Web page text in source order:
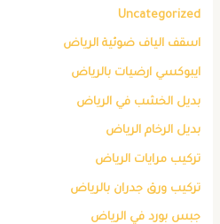
Uncategorized
اسقف الياف ضوئية الرياض
ايبوكسي ارضيات بالرياض
بديل الخشب في الرياض
بديل الرخام الرياض
تركيب مرايات الرياض
تركيب ورق جدران بالرياض
جبس بورد في الرياض